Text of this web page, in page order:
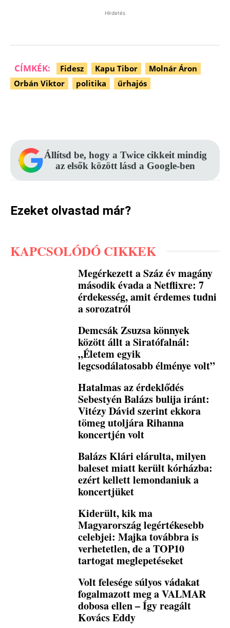
Hirdetés
CÍMKÉK: Fidesz Kapu Tibor
Molnár Áron
Orbán Viktor
politika űrhajós
Állítsd be, hogy a Twice cikkeit mindig
az elsők között lásd a Google-ben
Ezeket olvastad már?
KAPCSOLÓDÓ CIKKEK
Megérkezett a Száz év magány
második évada a Netflixre: 7
érdekesség, amit érdemes tudni
a sorozatról
Demcsák Zsuzsa könnyek
között állt a Siratófalnál:
„Életem egyik
legcsodálatosabb élménye volt”
Hatalmas az érdeklődés
Sebestyén Balázs bulija iránt:
Vitézy Dávid szerint ekkora
tömeg utoljára Rihanna
koncertjén volt
Balázs Klári elárulta, milyen
baleset miatt került kórházba:
ezért kellett lemondaniuk a
koncertjüket
Kiderült, kik ma
Magyarország legértékesebb
celebjei: Majka továbbra is
verhetetlen, de a TOP10
tartogat meglepetéseket
Volt felesége súlyos vádakat
fogalmazott meg a VALMAR
dobosa ellen – Így reagált
Kovács Eddy